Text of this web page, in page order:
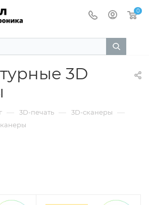
0
3D
— 3D-печать — 3D-сканеры —